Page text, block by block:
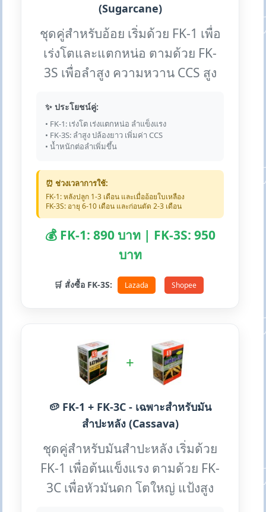
(Sugarcane)
ชุดคู่สำหรับอ้อย เริ่มด้วย FK-1 เพื่อ
เร่งโตและแตกหน่อ ตามด้วย FK-
3S เพื่อลำสูง ความหวาน CCS สูง
✨ ประโยชน์คู่:
• FK-1: เร่งโต เร่งแตกหน่อ ลำแข็งแรง
• FK-3S: ลำสูง ปล้องยาว เพิ่มค่า CCS
• น้ำหนักต่อลำเพิ่มขึ้น
⏰ ช่วงเวลาการใช้:
FK-1: หลังปลูก 1-3 เดือน และเมื่ออ้อยใบเหลือง
FK-3S: อายุ 6-10 เดือน และก่อนตัด 2-3 เดือน
💰 FK-1: 890 บาท | FK-3S: 950
บาท
🛒 สั่งซื้อ FK-3S: Lazada Shopee
+
🥔 FK-1 + FK-3C - เฉพาะสำหรับมัน
สำปะหลัง (Cassava)
ชุดคู่สำหรับมันสำปะหลัง เริ่มด้วย
FK-1 เพื่อต้นแข็งแรง ตามด้วย FK-
3C เพื่อหัวมันดก โตใหญ่ แป้งสูง